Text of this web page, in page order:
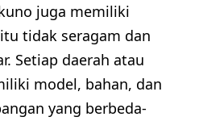
juga memiliki
tidak seragam dan
Setiap daerah atau
model, bahan, dan
yang berbeda-